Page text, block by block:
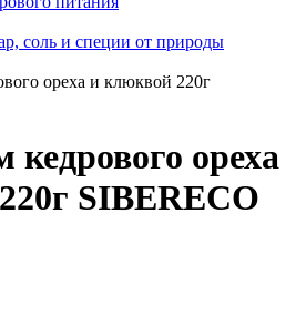
соль и специи от природы
ореха и клюквой 220г
ореха
SIBERECO